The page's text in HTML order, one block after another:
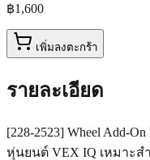
฿1,600
เพิ่มลงตะกร้า
รายละเอียด
[228-2523] Wheel Add-
หุ่นยนต์ VEX IQ เหมาะ